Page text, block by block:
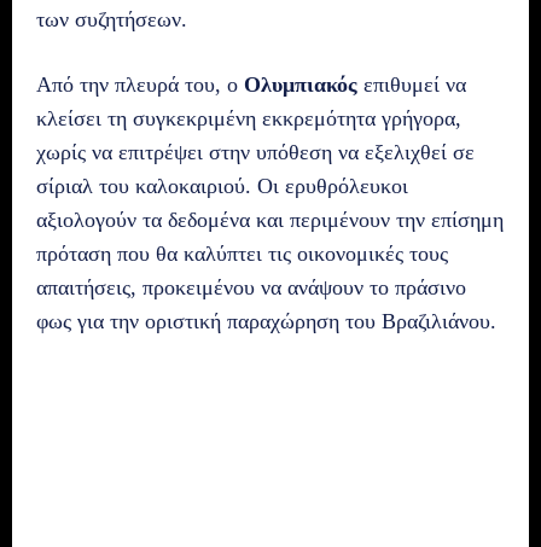
των συζητήσεων.
Από την πλευρά του, ο Ολυμπιακός επιθυμεί να
κλείσει τη συγκεκριμένη εκκρεμότητα γρήγορα,
χωρίς να επιτρέψει στην υπόθεση να εξελιχθεί σε
σίριαλ του καλοκαιριού. Οι ερυθρόλευκοι
αξιολογούν τα δεδομένα και περιμένουν την επίσημη
πρόταση που θα καλύπτει τις οικονομικές τους
απαιτήσεις, προκειμένου να ανάψουν το πράσινο
φως για την οριστική παραχώρηση του Βραζιλιάνου.